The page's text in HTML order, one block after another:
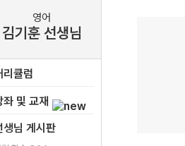
영어
김기훈 선생님
리큘럼
좌 및 교재
생님 게시판